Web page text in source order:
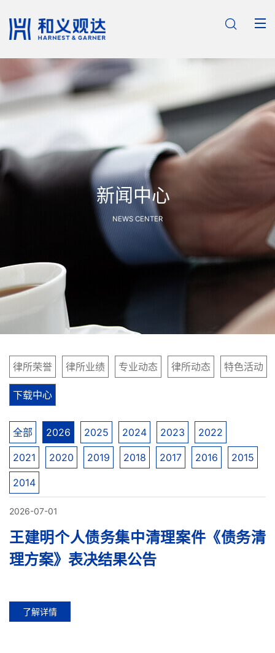

新闻中心
NEWS CENTER
律所荣誉 律所业绩 专业动态 律所动态 特色活动
下载中心
全部 2026 2025 2024 2023 2022
2021 2020 2019 2018 2017 2016 2015
2014
2026-07-01
王建明个人债务集中清理案件《债务清
理方案》表决结果公告
了解详情